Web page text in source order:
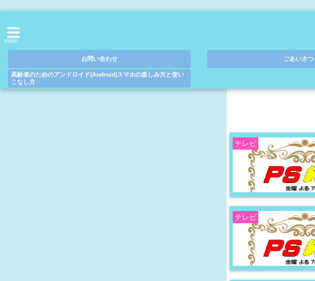
menu
お問い合わせ ごあいさつ
高齢者のためのアンドロイド(Android)スマホの楽しみ方と使い
こなし方
テレビ
テレビ